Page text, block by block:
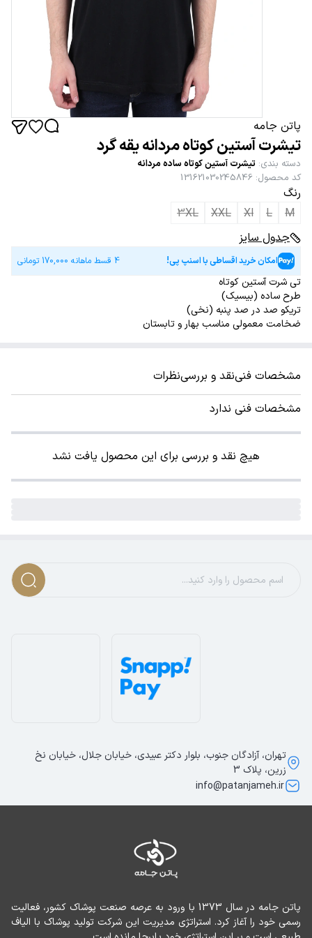
پاتن جامه
تیشرت آستین کوتاه مردانه یقه گرد
دسته بندی: تیشرت آستین کوتاه ساده مردانه
کد محصول:
131621030245846
رنگ
M
L
Xl
XXL
3XL
جدول سایز
امکان خرید اقساطی با اسنپ پی! 4 قسط ماهانه 170,000 تومانی
تی شرت آستین کوتاه
طرح ساده (بیسیک)
تریکو صد در صد پنبه (نخی)
ضخامت معمولی مناسب بهار و تابستان
مشخصات فنینقد و بررسینظرات
مشخصات فنی ندارد
هیچ نقد و بررسی برای این محصول یافت نشد
تهران، آزادگان جنوب، بلوار دکتر عبیدی، خیابان جلال، خیابان نخ
زرین، پلاک 3
info@patanjameh.ir